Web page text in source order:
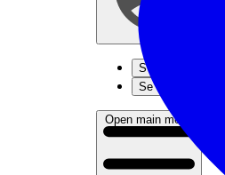
S'inscrire
Se connecter
Open main menu